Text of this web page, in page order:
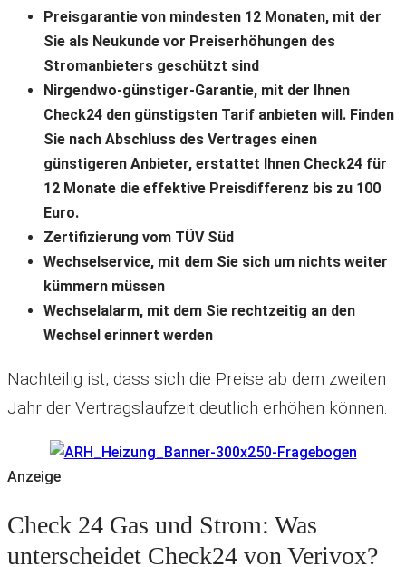
Preisgarantie von mindesten 12 Monaten, mit der
Sie als Neukunde vor Preiserhöhungen des
Stromanbieters geschützt sind
Nirgendwo-günstiger-Garantie, mit der Ihnen
Check24 den günstigsten Tarif anbieten will. Finden
Sie nach Abschluss des Vertrages einen
günstigeren Anbieter, erstattet Ihnen Check24 für
12 Monate die effektive Preisdifferenz bis zu 100
Euro.
Zertifizierung vom TÜV Süd
Wechselservice, mit dem Sie sich um nichts weiter
kümmern müssen
Wechselalarm, mit dem Sie rechtzeitig an den
Wechsel erinnert werden
Nachteilig ist, dass sich die Preise ab dem zweiten
Jahr der Vertragslaufzeit deutlich erhöhen können.
Anzeige
Check 24 Gas und Strom: Was
unterscheidet Check24 von Verivox?